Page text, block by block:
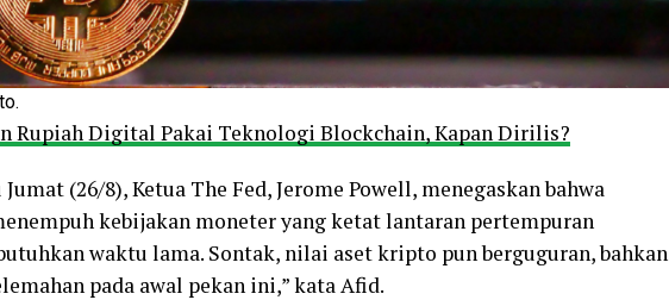
Rupiah Digital Pakai Teknologi Blockchain, Kapan Dirilis?
(26/8), Ketua The Fed, Jerome Powell, menegaskan bahwa
kebijakan moneter yang ketat lantaran pertempuran
waktu lama. Sontak, nilai aset kripto pun berguguran, bahkan
pada awal pekan ini,” kata Afid.